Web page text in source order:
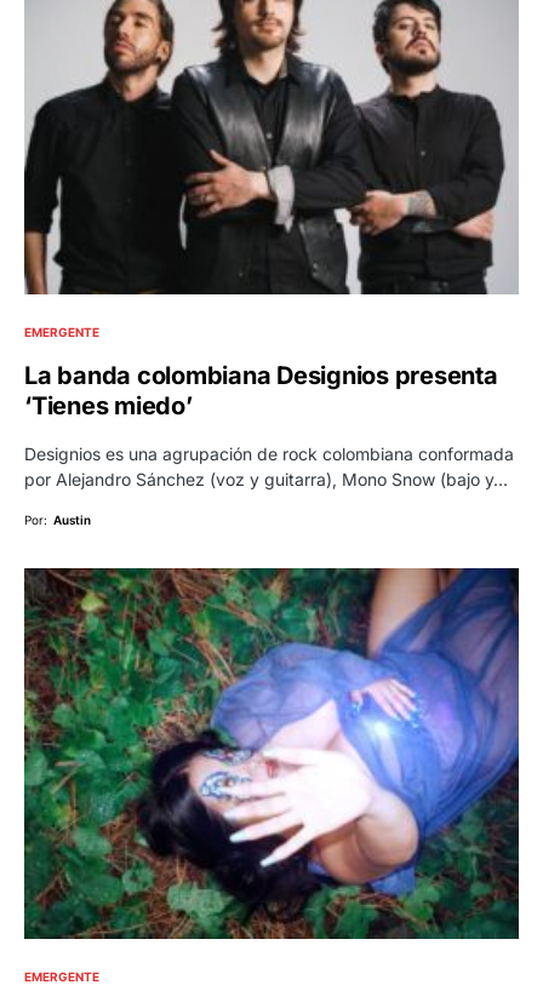
EMERGENTE
La banda colombiana Designios presenta
‘Tienes miedo’
Designios es una agrupación de rock colombiana conformada
por Alejandro Sánchez (voz y guitarra), Mono Snow (bajo y…
Por: Austin
EMERGENTE